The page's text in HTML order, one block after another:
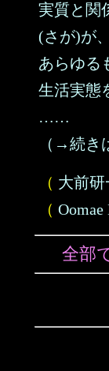
実質と関
(さが)が、
あらゆる
生活実態
……
（→続き
（ 大前研
（ Oomae
全部